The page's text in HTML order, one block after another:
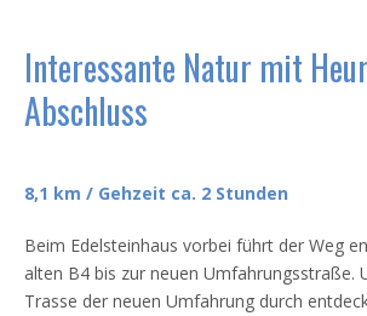
Interessante Natur mit
Abschluss
8,1 km / Gehzeit ca. 2 Stunden
Beim Edelsteinhaus vorbei führt der Weg
alten B4 bis zur neuen Umfahrungsstraße.
Trasse der neuen Umfahrung durch